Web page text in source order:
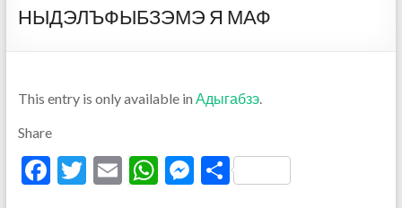
НЫДЭЛЪФЫБЗЭМЭ Я МАФ
This entry is only available in Адыгабзэ.
Share
F T E WM S